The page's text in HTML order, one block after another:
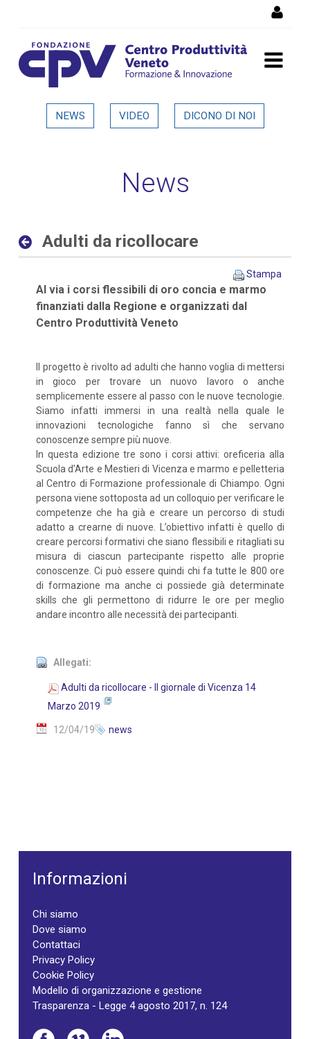
Adulti da ricollocare -
NEWS VIDEO DICONO DI NOI
News
Adulti da ricollocare
Stampa
Al via i corsi flessibili di oro concia e marmo
finanziati dalla Regione e organizzati dal
Centro Produttività Veneto
Il progetto è rivolto ad adulti che hanno voglia di mettersi
in gioco per trovare un nuovo lavoro o anche
semplicemente essere al passo con le nuove tecnologie.
Siamo infatti immersi in una realtà nella quale le
innovazioni tecnologiche fanno sì che servano
conoscenze sempre più nuove.
In questa edizione tre sono i corsi attivi: oreficeria alla
Scuola d’Arte e Mestieri di Vicenza e marmo e pelletteria
al Centro di Formazione professionale di Chiampo. Ogni
persona viene sottoposta ad un colloquio per verificare le
competenze che ha già e creare un percorso di studi
adatto a crearne di nuove. L’obiettivo infatti è quello di
creare percorsi formativi che siano flessibili e ritagliati su
misura di ciascun partecipante rispetto alle proprie
conoscenze. Ci può essere quindi chi fa tutte le 800 ore
di formazione ma anche ci possiede già determinate
skills che gli permettono di ridurre le ore per meglio
andare incontro alle necessità dei partecipanti.
Allegati:
Adulti da ricollocare - Il giornale di Vicenza 14
Marzo 2019
12/04/19 news
Informazioni
Chi siamo
Dove siamo
Contattaci
Privacy Policy
Cookie Policy
Modello di organizzazione e gestione
Trasparenza - Legge 4 agosto 2017, n. 124